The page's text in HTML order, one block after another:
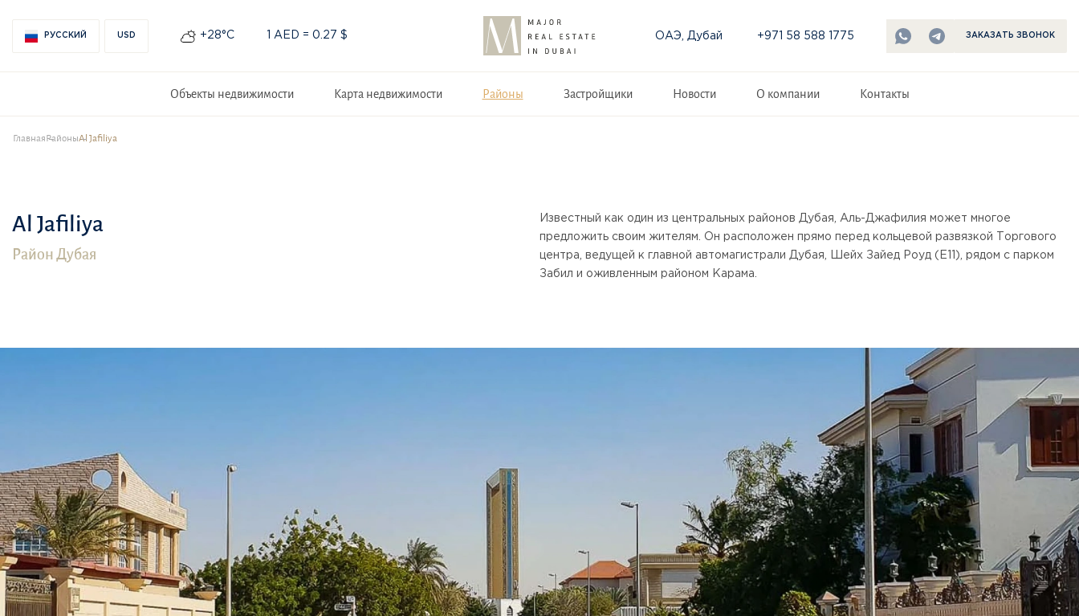
РУССКИЙ USD +28°С 1 AED = 0.27 $ ОАЭ, Дубай +971 58 588 1775 ЗАКАЗАТЬ ЗВОНОК
Объекты недвижимости Карта недвижимости Районы Застройщики Новости О компании Контакты
ГлавнаяРайоныAl Jafiliya
Al Jafiliya
Район Дубая
Известный как один из центральных районов Дубая, Аль-Джафилия может многое
предложить своим жителям. Он расположен прямо перед кольцевой развязкой Торгового
центра, ведущей к главной автомагистрали Дубая, Шейх Зайед Роуд (E11), рядом с парком
Забил и оживленным районом Карама.